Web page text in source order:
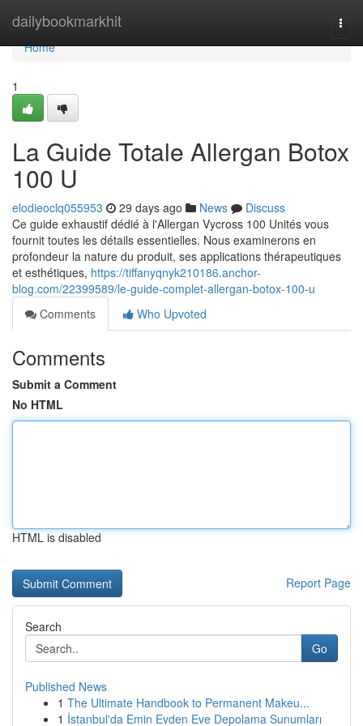
dailybookmarkhit
Home
Home
1
La Guide Totale Allergan Botox
100 U
elodieoclq055953 29 days ago News
Discuss
Ce guide exhaustif dédié à l'Allergan Vycross 100 Unités vous
fournit toutes les détails essentielles. Nous examinerons en
profondeur la nature du produit, ses applications thérapeutiques
et esthétiques, https://tiffanyqnyk210186.anchor-
blog.com/22399589/le-guide-complet-allergan-botox-100-u
Comments
Who Upvoted
Comments
Submit a Comment
No HTML
HTML is disabled
Report Page
Search
Go
Published News
1 The Ultimate Handbook to Permanent Makeu...
1 İstanbul'da Emin Evden Eve Depolama Sunumları